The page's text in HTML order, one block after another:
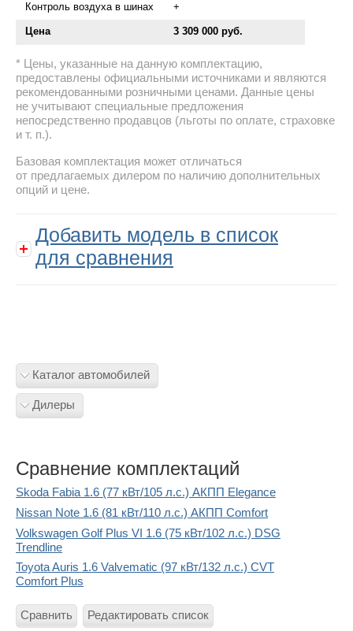
Контроль воздуха в шинах +
Цена 3 309 000 руб.
Цены, указанные на данную комплектацию,
предоставлены официальными источниками и являются
рекомендованными розничными ценами. Данные цены
не учитывают специальные предложения
непосредственно продавцов (льготы по оплате, страховке
и т. п.).
Базовая комплектация может отличаться
от предлагаемых дилером по наличию дополнительных
опций и цене.
Добавить модель в список
для сравнения
Каталог автомобилей
Дилеры
Сравнение комплектаций
Skoda Fabia 1.6 (77 кВт/105 л.с.) АКПП Elegance
Nissan Note 1.6 (81 кВт/110 л.с.) АКПП Comfort
Volkswagen Golf Plus VI 1.6 (75 кВт/102 л.с.) DSG
Trendline
Toyota Auris 1.6 Valvematic (97 кВт/132 л.с.) CVT
Comfort Plus
Сравнить Редактировать список